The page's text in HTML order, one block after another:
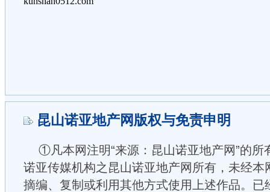
昆山诺亚地产网版权与免责申明
①凡本网注明“来源：昆山诺亚地产网”的所
诺亚传媒机构之昆山诺亚地产网所有，未经本
摘编、复制或利用其他方式使用上述作品。已